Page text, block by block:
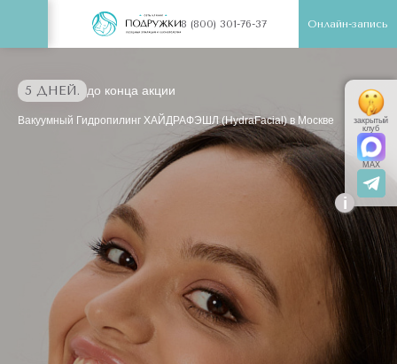
8 (800) 301-76-37 Онлайн-запись
5 ДНЕЙ. до конца акции
Вакуумный Гидропилинг ХАЙДРАФЭШЛ (HydraFacial) в Москве
i
закрытый
клуб
MAX